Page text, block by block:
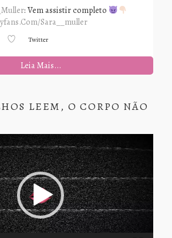
: Vem assistir completo
sara__muller
Twitter
Leia Mais...
LEEM, O CORPO NÃO